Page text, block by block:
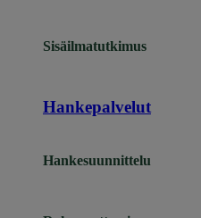
Sisäilmatutkimus
Hankepalvelut
Hankesuunnittelu